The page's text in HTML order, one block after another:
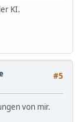
KI.
#5
von mir.